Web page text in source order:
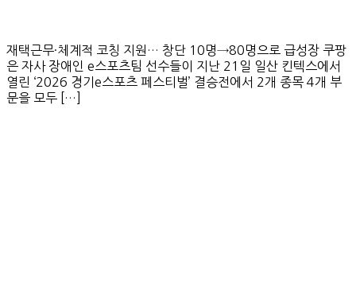
재택근무·체계적 코칭 지원… 창단 10명→80명으로 급성장 쿠팡
은 자사 장애인 e스포츠팀 선수들이 지난 21일 일산 킨텍스에서
열린 ‘2026 경기e스포츠 페스티벌’ 결승전에서 2개 종목 4개 부
문을 모두 […]